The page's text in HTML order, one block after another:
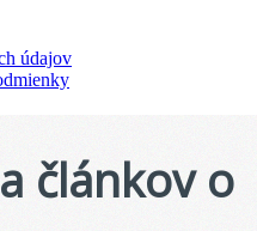
údajov
článkov o